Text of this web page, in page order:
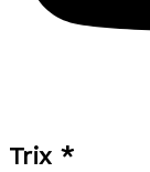
Trix *